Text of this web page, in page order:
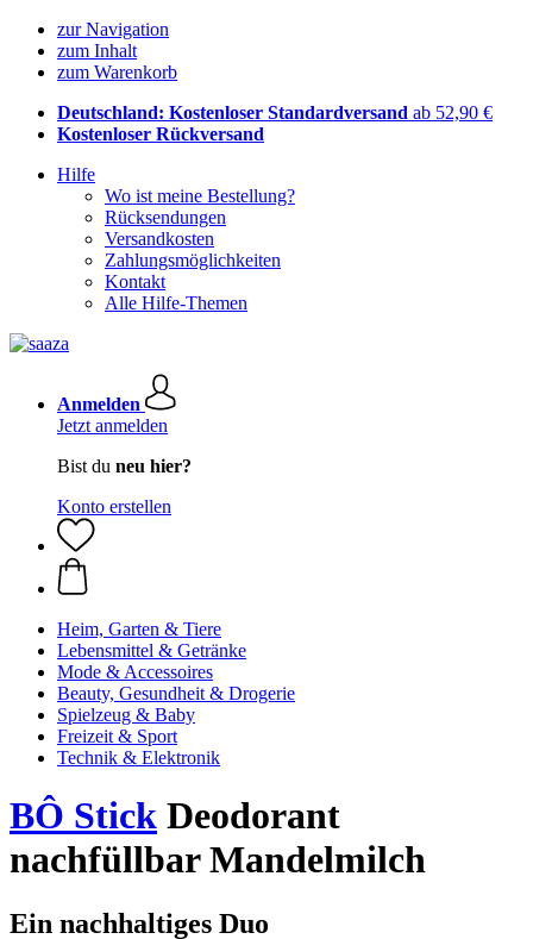
zur Navigation
zum Inhalt
zum Warenkorb
Deutschland: Kostenloser Standardversand ab 52,90 €
Kostenloser Rückversand
Hilfe
Wo ist meine Bestellung?
Rücksendungen
Versandkosten
Zahlungsmöglichkeiten
Kontakt
Alle Hilfe-Themen
Anmelden
Jetzt anmelden
Bist du neu hier?
Konto erstellen
Heim, Garten & Tiere
Lebensmittel & Getränke
Mode & Accessoires
Beauty, Gesundheit & Drogerie
Spielzeug & Baby
Freizeit & Sport
Technik & Elektronik
BÔ Stick Deodorant
nachfüllbar Mandelmilch
Ein nachhaltiges Duo